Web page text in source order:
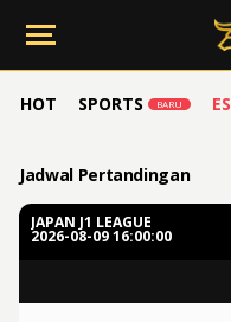
HOT SPORTS BARU
Jadwal Pertandingan
JAPAN J1 LEAGUE
2026-08-09 16:00:00